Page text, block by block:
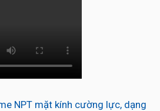
NPT mặt kính cường lực, dạng